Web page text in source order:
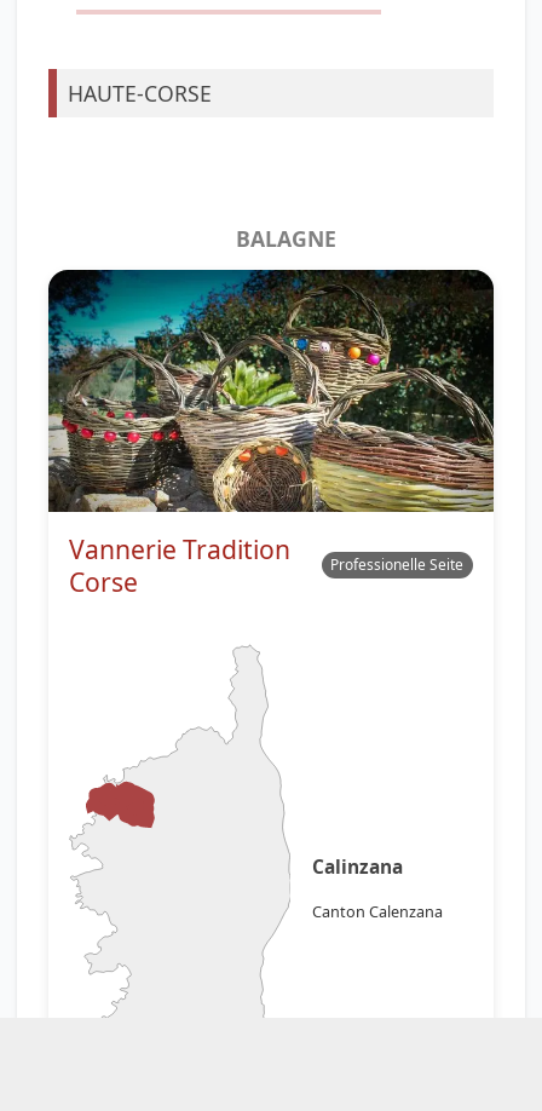
HAUTE-CORSE
BALAGNE
Vannerie Tradition
Corse
Professionelle Seite
Calinzana
Canton Calenzana